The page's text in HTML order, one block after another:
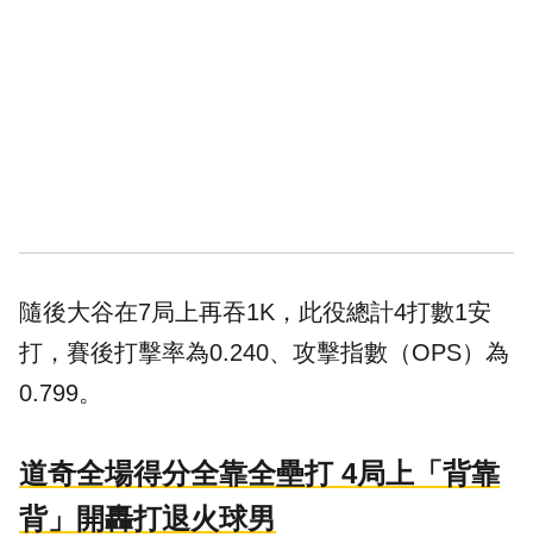
隨後大谷在7局上再吞1K，此役總計4打數1安
打，賽後打擊率為0.240、攻擊指數（OPS）為
0.799。
道奇全場得分全靠全壘打 4局上「背靠
背」開轟打退火球男